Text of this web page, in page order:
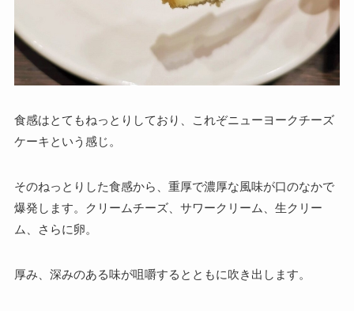
食感はとてもねっとりしており、これぞニューヨークチーズ
ケーキという感じ。
そのねっとりした食感から、重厚で濃厚な風味が口のなかで
爆発します。クリームチーズ、サワークリーム、生クリー
ム、さらに卵。
厚み、深みのある味が咀嚼するとともに吹き出します。